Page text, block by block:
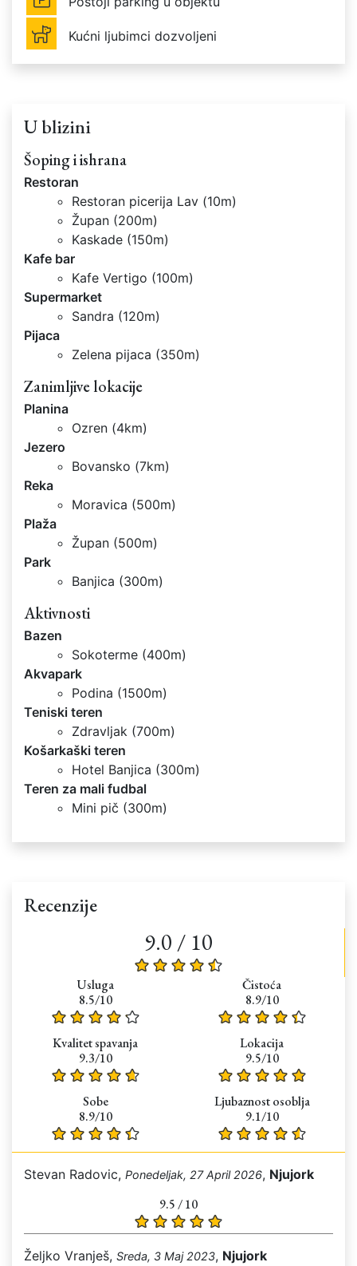
Kućni ljubimci dozvoljeni
U blizini
Šoping i ishrana
Restoran
Restoran picerija Lav (10m)
Župan (200m)
Kaskade (150m)
Kafe bar
Kafe Vertigo (100m)
Supermarket
Sandra (120m)
Pijaca
Zelena pijaca (350m)
Zanimljive lokacije
Planina
Ozren (4km)
Jezero
Bovansko (7km)
Reka
Moravica (500m)
Plaža
Župan (500m)
Park
Banjica (300m)
Aktivnosti
Bazen
Sokoterme (400m)
Akvapark
Podina (1500m)
Teniski teren
Zdravljak (700m)
Košarkaški teren
Hotel Banjica (300m)
Teren za mali fudbal
Mini pič (300m)
Recenzije
9.0 / 10
Usluga
8.5/10
Čistoća
8.9/10
Kvalitet spavanja
9.3/10
Lokacija
9.5/10
Sobe
8.9/10
Ljubaznost osoblja
9.1/10
Stevan Radovic, Ponedeljak, 27 April 2026, Njujork
9.5 / 10
Željko Vranješ, Sreda, 3 Maj 2023, Njujork